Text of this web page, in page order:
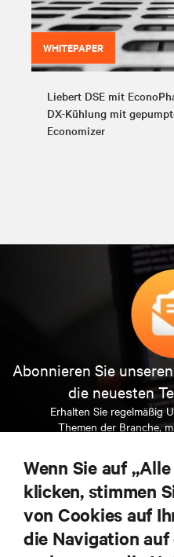
WHITEPAPER
Liebert DSE mit
DX-Kühlung mit
Economizer
Abonnieren Sie
die neuesten
Erhalten Sie regelmäßig
Themen der Branche,
Rechenzentrums- und
JETZT
Wenn Sie auf
klicken, stimmen
von Cookies auf
die Navigation